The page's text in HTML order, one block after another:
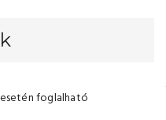
foglalható